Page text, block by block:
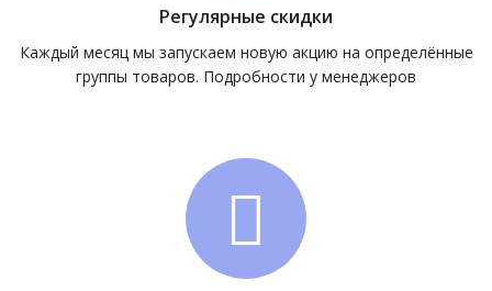
Регулярные скидки
Каждый месяц мы запускаем новую акцию на определённые
группы товаров. Подробности у менеджеров